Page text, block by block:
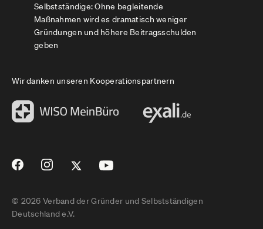
Selbstständige: Ohne begleitende
Maßnahmen wird es dramatisch weniger
Gründungen und höhere Beitragsschulden
geben
Wir danken unseren Kooperationspartnern
© 2026 Verband der Gründer und Selbstständigen
Deutschland e.V.